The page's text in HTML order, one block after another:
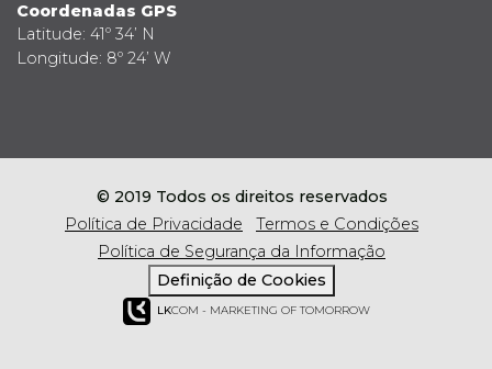
Coordenadas GPS
Latitude: 41º 34’ N
Longitude: 8º 24’ W
© 2019 Todos os direitos reservados
Política de Privacidade
Termos e Condições
Política de Segurança da Informação
Definição de Cookies
LKCOM - MARKETING OF TOMORROW